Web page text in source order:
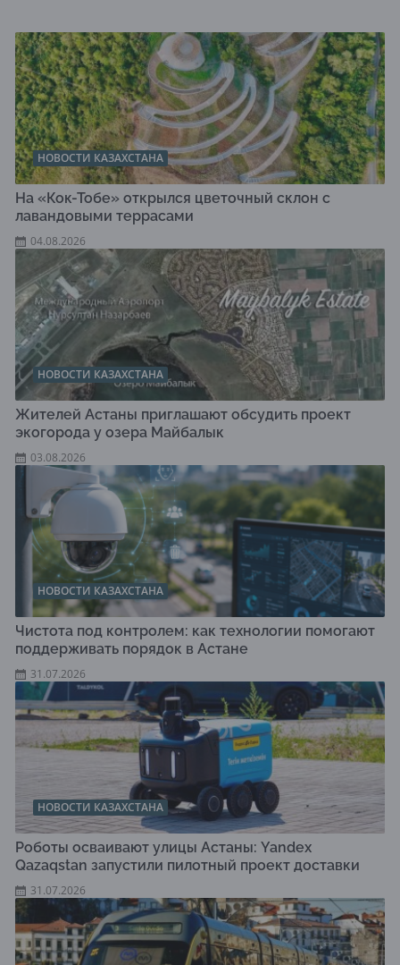
НОВОСТИ КАЗАХСТАНА
На «Кок-Тобе» открылся цветочный склон с
лавандовыми террасами
04.08.2026
НОВОСТИ КАЗАХСТАНА
Жителей Астаны приглашают обсудить проект
экогорода у озера Майбалык
03.08.2026
НОВОСТИ КАЗАХСТАНА
Чистота под контролем: как технологии помогают
поддерживать порядок в Астане
31.07.2026
НОВОСТИ КАЗАХСТАНА
Роботы осваивают улицы Астаны: Yandex
Qazaqstan запустили пилотный проект доставки
31.07.2026